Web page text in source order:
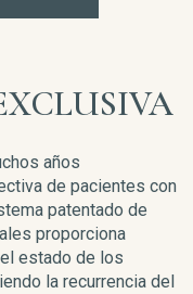
años
de pacientes con
patentado de
proporciona
estado de los
la recurrencia del